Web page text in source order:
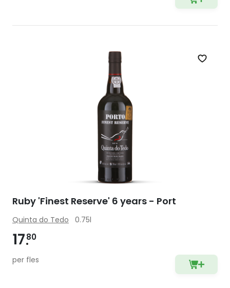
Zet
Ruby 'Finest Reserve' 6 years - Port
Quinta do Tedo 0.75l
1780
per fles